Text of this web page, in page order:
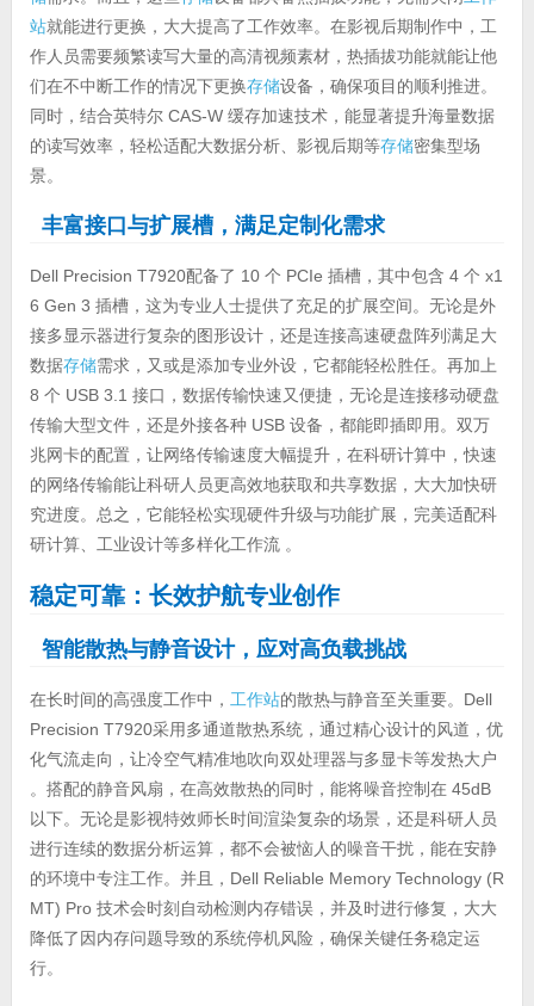
站就能进行更换，大大提高了工作效率。在影视后期制作中，工
作人员需要频繁读写大量的高清视频素材，热插拔功能就能让他
们在不中断工作的情况下更换存储设备，确保项目的顺利推进。
同时，结合英特尔 CAS-W 缓存加速技术，能显著提升海量数据
的读写效率，轻松适配大数据分析、影视后期等存储密集型场
景。
丰富接口与扩展槽，满足定制化需求
Dell Precision T7920配备了 10 个 PCIe 插槽，其中包含 4 个 x1
6 Gen 3 插槽，这为专业人士提供了充足的扩展空间。无论是外
接多显示器进行复杂的图形设计，还是连接高速硬盘阵列满足大
数据存储需求，又或是添加专业外设，它都能轻松胜任。再加上
8 个 USB 3.1 接口，数据传输快速又便捷，无论是连接移动硬盘
传输大型文件，还是外接各种 USB 设备，都能即插即用。双万
兆网卡的配置，让网络传输速度大幅提升，在科研计算中，快速
的网络传输能让科研人员更高效地获取和共享数据，大大加快研
究进度。总之，它能轻松实现硬件升级与功能扩展，完美适配科
研计算、工业设计等多样化工作流 。
稳定可靠：长效护航专业创作
智能散热与静音设计，应对高负载挑战
在长时间的高强度工作中， 工作站的散热与静音至关重要。Dell
Precision T7920采用多通道散热系统，通过精心设计的风道，优
化气流走向，让冷空气精准地吹向双处理器与多显卡等发热大户
。搭配的静音风扇，在高效散热的同时，能将噪音控制在 45dB
以下。无论是影视特效师长时间渲染复杂的场景，还是科研人员
进行连续的数据分析运算，都不会被恼人的噪音干扰，能在安静
的环境中专注工作。并且，Dell Reliable Memory Technology (R
MT) Pro 技术会时刻自动检测内存错误，并及时进行修复，大大
降低了因内存问题导致的系统停机风险，确保关键任务稳定运
行。